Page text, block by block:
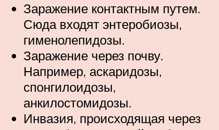
Заражение контактным путем.
Сюда входят энтеробиозы,
гименолепидозы.
Заражение через почву.
Например, аскаридозы,
спонгилоидозы,
анкилостомидозы.
Инвазия, происходящая через